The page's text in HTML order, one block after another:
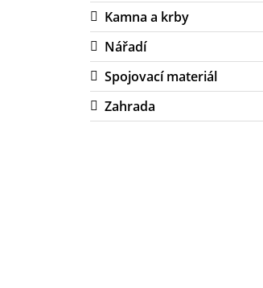
Kamna a krby
Nářadí
Spojovací materiál
Zahrada